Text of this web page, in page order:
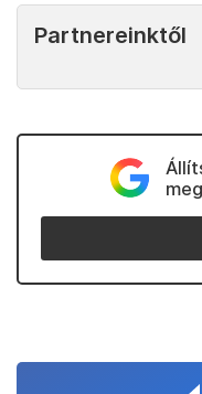
Partnereinktől